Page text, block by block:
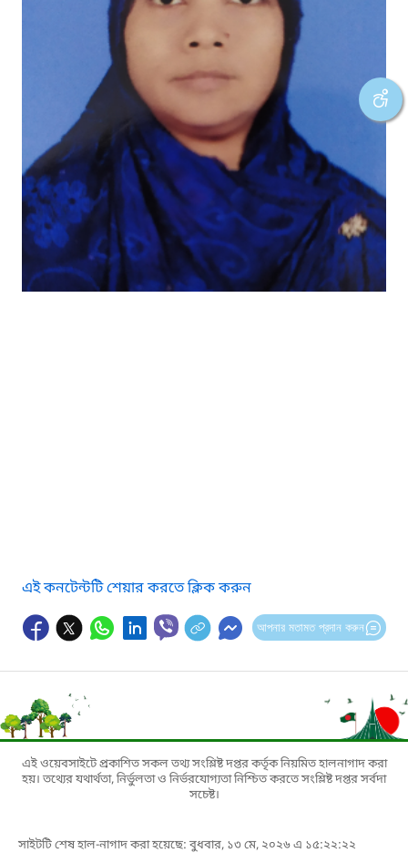
এই কনটেন্টটি শেয়ার করতে ক্লিক করুন
আপনার মতামত প্রদান করুন
এই ওয়েবসাইটে প্রকাশিত সকল তথ্য সংশ্লিষ্ট দপ্তর কর্তৃক নিয়মিত হালনাগাদ করা
হয়। তথ্যের যথার্থতা, নির্ভুলতা ও নির্ভরযোগ্যতা নিশ্চিত করতে সংশ্লিষ্ট দপ্তর সর্বদা
সচেষ্ট।
সাইটটি শেষ হাল-নাগাদ করা হয়েছে: বুধবার, ১৩ মে, ২০২৬ এ ১৫:২২:২২